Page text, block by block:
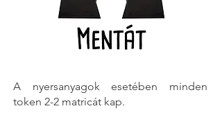
A nyersanyagok esetében minden
token 2-2 matricát kap.